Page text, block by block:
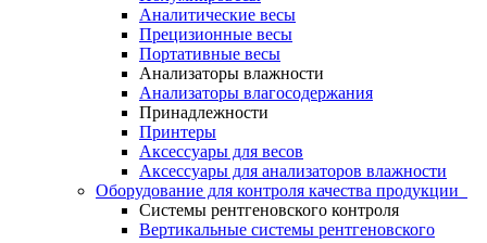
Аналитические весы
Прецизионные весы
Портативные весы
Анализаторы влажности
Анализаторы влагосодержания
Принадлежности
Принтеры
Аксессуары для весов
Аксессуары для анализаторов влажности
Оборудование для контроля качества продукции
Системы рентгеновского контроля
Вертикальные системы рентгеновского